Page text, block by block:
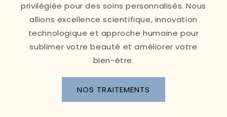
privilégiée pour des soins personnalisés. Nous
allions excellence scientifique, innovation
technologique et approche humaine pour
sublimer votre beauté et améliorer votre
bien-être.
NOS TRAITEMENTS